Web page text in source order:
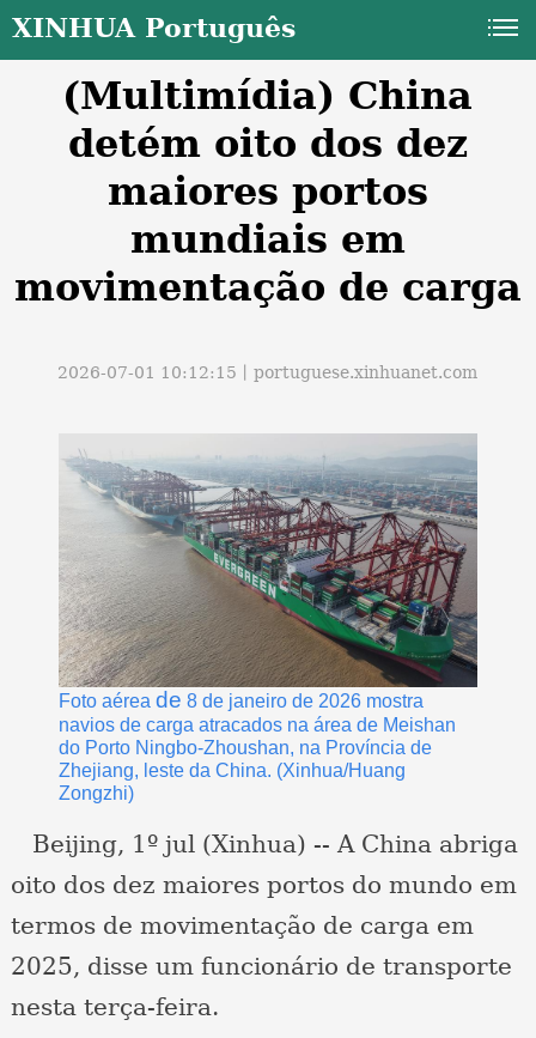
XINHUA Português
(Multimídia) China
detém oito dos dez
maiores portos
mundiais em
movimentação de carga
2026-07-01 10:12:15丨portuguese.xinhuanet.com
Foto aérea de 8 de janeiro de 2026 mostra
navios de carga atracados na área de Meishan
do Porto Ningbo-Zhoushan, na Província de
Zhejiang, leste da China. (Xinhua/Huang
Zongzhi)
Beijing, 1º jul (Xinhua) -- A China abriga
oito dos dez maiores portos do mundo em
termos de movimentação de carga em
2025, disse um funcionário de transporte
nesta terça-feira.